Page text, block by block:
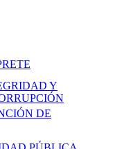
Y
DE